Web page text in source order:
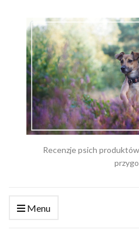
Recenzje psich
Menu